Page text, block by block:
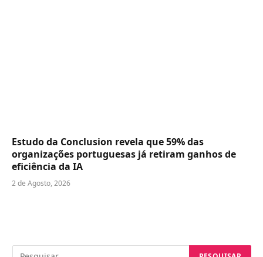
Estudo da Conclusion revela que 59% das
organizações portuguesas já retiram ganhos de
eficiência da IA
2 de Agosto, 2026